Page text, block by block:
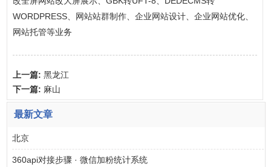
WORDPRESS、网站站群制作、企业网站设计、企业网站优化、
网站托管等业务
上一篇: 黑龙江
下一篇: 麻山
最新文章
北京
360api对接步骤 · 微信加粉统计系统